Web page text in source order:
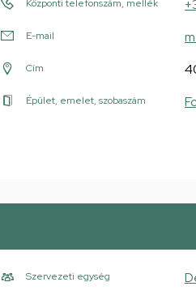
Központi telefonszám, mellék
E-mail
Cím
Épület, emelet, szobaszám
Szervezeti egység